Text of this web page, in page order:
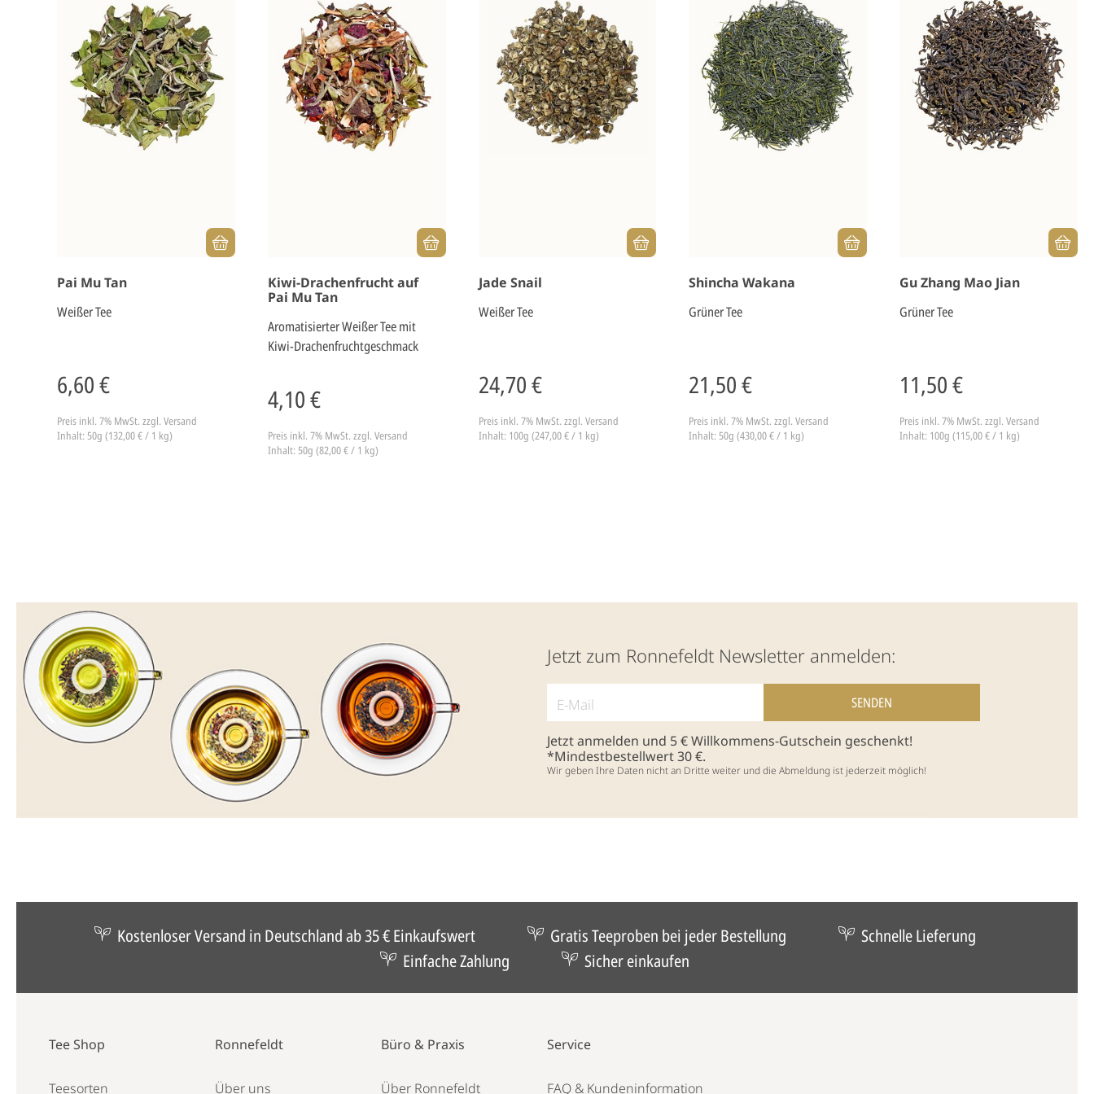
Pai Mu Tan
Weißer Tee
6,60 €
Preis inkl. 7% MwSt. zzgl. Versand
Inhalt: 50g (132,00 € / 1 kg)
Kiwi-Drachenfrucht auf
Pai Mu Tan
Aromatisierter Weißer Tee mit
Kiwi-Drachenfruchtgeschmack
4,10 €
Preis inkl. 7% MwSt. zzgl. Versand
Inhalt: 50g (82,00 € / 1 kg)
Jade Snail
Weißer Tee
24,70 €
Preis inkl. 7% MwSt. zzgl. Versand
Inhalt: 100g (247,00 € / 1 kg)
Shincha Wakana
Grüner Tee
21,50 €
Preis inkl. 7% MwSt.zzgl. Versand
Inhalt: 50g (430,00 € / 1 kg)
Gu Zhang Mao Jian
Grüner Tee
11,50 €
Preis inkl. 7% MwSt.zzgl. Versand
Inhalt: 100g (115,00 € / 1 kg)
Jetzt zum Ronnefeldt Newsletter anmelden:
Jetzt anmelden und 5 € Willkommens-Gutschein geschenkt!
*Mindestbestellwert 30 €.
Wir geben Ihre Daten nicht an Dritte weiter und die Abmeldung ist jederzeit möglich!
Kostenloser Versand in Deutschland ab 35 € Einkaufswert Gratis Teeproben bei jeder Bestellung
Schnelle Lieferung
Einfache Zahlung
Sicher einkaufen
Tee Shop
Teesorten
Ronnefeldt
Über uns
Büro & Praxis
Über Ronnefeldt
Service
FAQ & Kundeninformation